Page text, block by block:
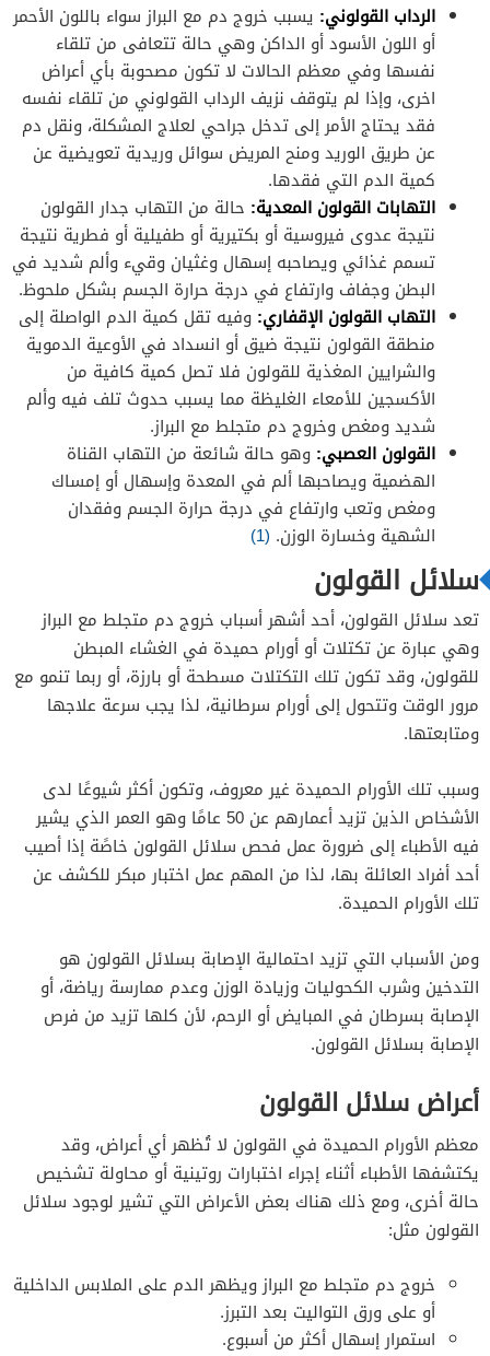
الرداب القولوني: يسبب خروج دم مع البراز سواء باللون الأحمر
أو اللون الأسود أو الداكن وهي حالة تتعافى من تلقاء
نفسها وفي معظم الحالات لا تكون مصحوبة بأي أعراض
اخرى، وإذا لم يتوقف نزيف الرداب القولوني من تلقاء نفسه
فقد يحتاج الأمر إلى تدخل جراحي لعلاج المشكلة، ونقل دم
عن طريق الوريد ومنح المريض سوائل وريدية تعويضية عن
كمية الدم التي فقدها.
التهابات القولون المعدية: حالة من التهاب جدار القولون
نتيجة عدوى فيروسية أو بكتيرية أو طفيلية أو فطرية نتيجة
تسمم غذائي ويصاحبه إسهال وغثيان وقيء وألم شديد في
البطن وجفاف وارتفاع في درجة حرارة الجسم بشكل ملحوظ.
التهاب القولون الإقفاري: وفيه تقل كمية الدم الواصلة إلى
منطقة القولون نتيجة ضيق أو انسداد في الأوعية الدموية
والشرايين المغذية للقولون فلا تصل كمية كافية من
الأكسجين للأمعاء الغليظة مما يسبب حدوث تلف فيه وألم
شديد ومغص وخروج دم متجلط مع البراز.
القولون العصبي: وهو حالة شائعة من التهاب القناة
الهضمية ويصاحبها ألم في المعدة وإسهال أو إمساك
ومغص وتعب وارتفاع في درجة حرارة الجسم وفقدان
الشهية وخسارة الوزن. (1)
سلائل القولون
تعد سلائل القولون، أحد أشهر أسباب خروج دم متجلط مع البراز
وهي عبارة عن تكتلات أو أورام حميدة في الغشاء المبطن
للقولون، وقد تكون تلك التكتلات مسطحة أو بارزة، أو ربما تنمو مع
مرور الوقت وتتحول إلى أورام سرطانية، لذا يجب سرعة علاجها
ومتابعتها.
وسبب تلك الأورام الحميدة غير معروف، وتكون أكثر شيوعًا لدى
الأشخاص الذين تزيد أعمارهم عن 50 عامًا وهو العمر الذي يشير
فيه الأطباء إلى ضرورة عمل فحص سلائل القولون خاصًة إذا أصيب
أحد أفراد العائلة بها، لذا من المهم عمل اختبار مبكر للكشف عن
تلك الأورام الحميدة.
ومن الأسباب التي تزيد احتمالية الإصابة بسلائل القولون هو
التدخين وشرب الكحوليات وزيادة الوزن وعدم ممارسة رياضة، أو
الإصابة بسرطان في المبايض أو الرحم، لأن كلها تزيد من فرص
الإصابة بسلائل القولون.
أعراض سلائل القولون
معظم الأورام الحميدة في القولون لا تُظهر أي أعراض، وقد
يكتشفها الأطباء أثناء إجراء اختبارات روتينية أو محاولة تشخيص
حالة أخرى، ومع ذلك هناك بعض الأعراض التي تشير لوجود سلائل
القولون مثل:
خروج دم متجلط مع البراز ويظهر الدم على الملابس الداخلية
أو على ورق التواليت بعد التبرز.
استمرار إسهال أكثر من أسبوع.